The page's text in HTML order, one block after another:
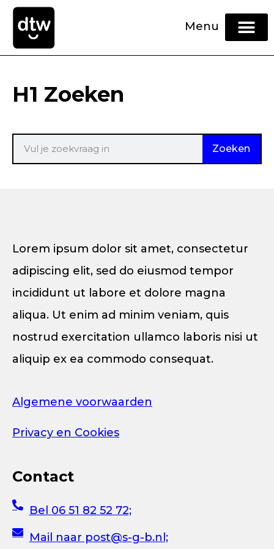
Menu
H1 Zoeken
Zoeken
Lorem ipsum dolor sit amet, consectetur
adipiscing elit, sed do eiusmod tempor
incididunt ut labore et dolore magna
aliqua. Ut enim ad minim veniam, quis
nostrud exercitation ullamco laboris nisi ut
aliquip ex ea commodo consequat.
Algemene voorwaarden
Privacy en Cookies
Contact
Bel 06 51 82 52 72;
Mail naar post@s-g-b.nl;